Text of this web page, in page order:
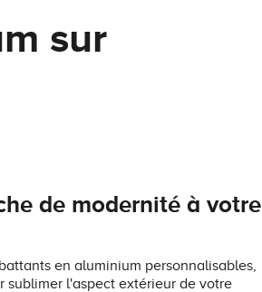
sur
de modernité à votre
en aluminium personnalisables,
sublimer l'aspect extérieur de votre